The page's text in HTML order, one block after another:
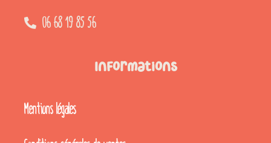
06 68 19 85 56
Informations
Mentions légales